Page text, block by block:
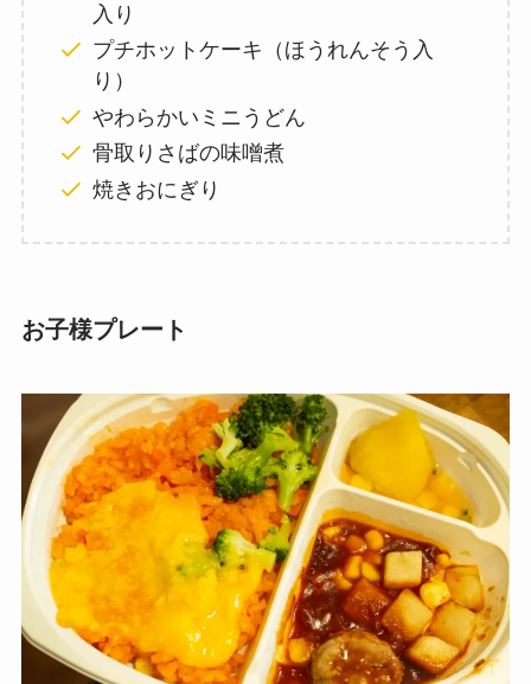
入り
プチホットケーキ（ほうれんそう入
り）
やわらかいミニうどん
骨取りさばの味噌煮
焼きおにぎり
お子様プレート